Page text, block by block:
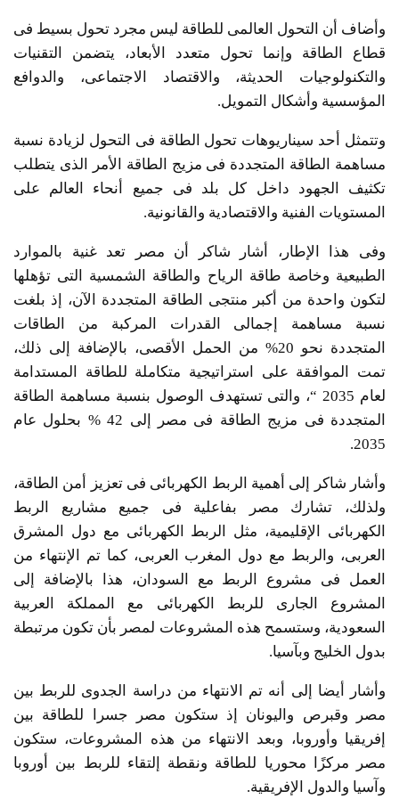
وأضاف أن التحول العالمى للطاقة ليس مجرد تحول بسيط فى
قطاع الطاقة وإنما تحول متعدد الأبعاد، يتضمن التقنيات
والتكنولوجيات الحديثة، والاقتصاد الاجتماعى، والدوافع
المؤسسية وأشكال التمويل.
وتتمثل أحد سيناريوهات تحول الطاقة فى التحول لزيادة نسبة
مساهمة الطاقة المتجددة فى مزيج الطاقة الأمر الذى يتطلب
تكثيف الجهود داخل كل بلد فى جميع أنحاء العالم على
المستويات الفنية والاقتصادية والقانونية.
وفى هذا الإطار، أشار شاكر أن مصر تعد غنية بالموارد
الطبيعية وخاصة طاقة الرياح والطاقة الشمسية التى تؤهلها
لتكون واحدة من أكبر منتجى الطاقة المتجددة الآن، إذ بلغت
نسبة مساهمة إجمالى القدرات المركبة من الطاقات
المتجددة نحو 20% من الحمل الأقصى، بالإضافة إلى ذلك،
تمت الموافقة على استراتيجية متكاملة للطاقة المستدامة
لعام 2035 “، والتى تستهدف الوصول بنسبة مساهمة الطاقة
المتجددة فى مزيج الطاقة فى مصر إلى 42 % بحلول عام
2035.
وأشار شاكر إلى أهمية الربط الكهربائى فى تعزيز أمن الطاقة،
ولذلك، تشارك مصر بفاعلية فى جميع مشاريع الربط
الكهربائى الإقليمية، مثل الربط الكهربائى مع دول المشرق
العربى، والربط مع دول المغرب العربى، كما تم الإنتهاء من
العمل فى مشروع الربط مع السودان، هذا بالإضافة إلى
المشروع الجارى للربط الكهربائى مع المملكة العربية
السعودية، وستسمح هذه المشروعات لمصر بأن تكون مرتبطة
بدول الخليج وبآسيا.
وأشار أيضا إلى أنه تم الانتهاء من دراسة الجدوى للربط بين
مصر وقبرص واليونان إذ ستكون مصر جسرا للطاقة بين
إفريقيا وأوروبا، وبعد الانتهاء من هذه المشروعات، ستكون
مصر مركزًا محوريا للطاقة ونقطة إلتقاء للربط بين أوروبا
وآسيا والدول الإفريقية.